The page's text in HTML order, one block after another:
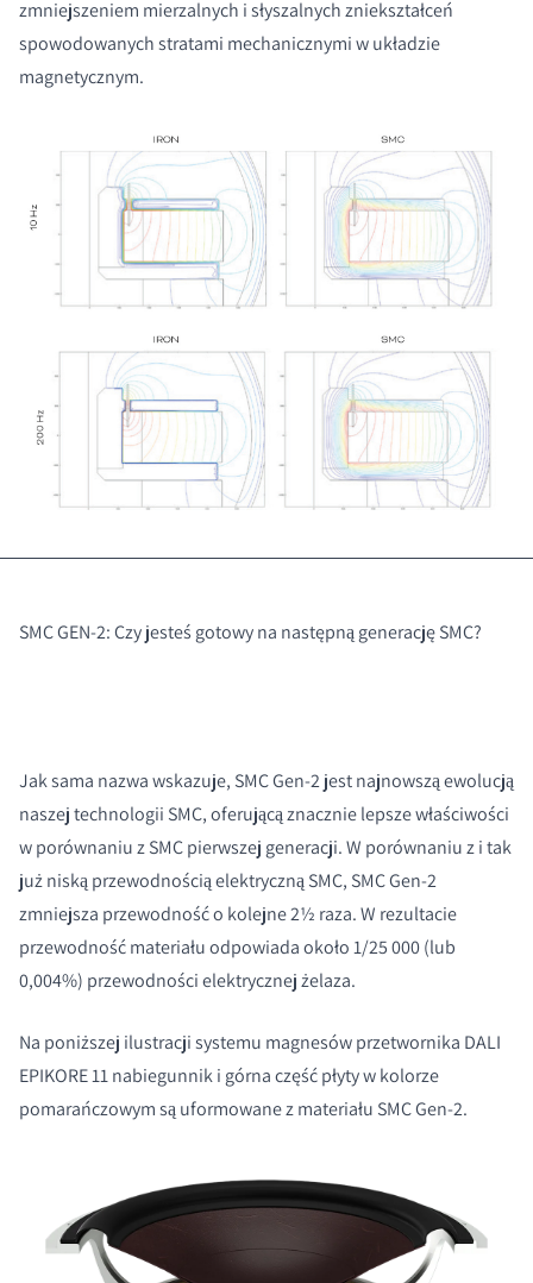
zmniejszeniem mierzalnych i słyszalnych zniekształceń
spowodowanych stratami mechanicznymi w układzie
magnetycznym.
SMC GEN-2: Czy jesteś gotowy na następną generację SMC?
Jak sama nazwa wskazuje, SMC Gen-2 jest najnowszą ewolucją
naszej technologii SMC, oferującą znacznie lepsze właściwości
w porównaniu z SMC pierwszej generacji. W porównaniu z i tak
już niską przewodnością elektryczną SMC, SMC Gen-2
zmniejsza przewodność o kolejne 2½ raza. W rezultacie
przewodność materiału odpowiada około 1/25 000 (lub
0,004%) przewodności elektrycznej żelaza.
Na poniższej ilustracji systemu magnesów przetwornika DALI
EPIKORE 11 nabiegunnik i górna część płyty w kolorze
pomarańczowym są uformowane z materiału SMC Gen-2.